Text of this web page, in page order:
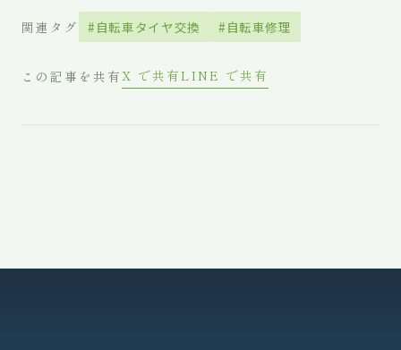
関連タグ #自転車タイヤ交換 #自転車修理
この記事を共有X で共有LINE で共有